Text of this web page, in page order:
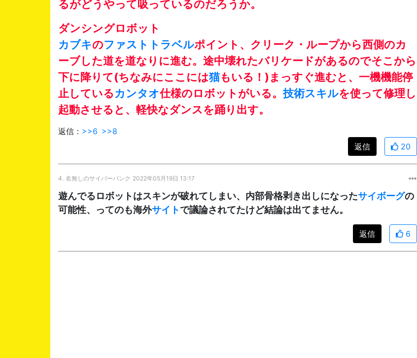
るがどうやって吸っているのだろうか。
ダンシングロボット
カブキのファストトラベルポイント、クリーク・ループから西側のカ
ーブした道を道なりに進む。途中壊れたバリケードがあるのでそこから
下に降りて(ちなみにここには猫もいる！)まっすぐ進むと、一機機能停
止しているカンタオ仕様のロボットがいる。技術スキルを使って修理し
起動させると、軽快なダンスを踊り出す。
返信： >>6 >>8
返信
20
4. 名無しのサイバーパンク 2022年05月19日 13:17
遊んでるロボットはスキンが破れてしまい、内部骨格剥き出しになったサイボーグの
可能性、ってのも海外サイトで議論されてたけど結論は出てません。
返信 6